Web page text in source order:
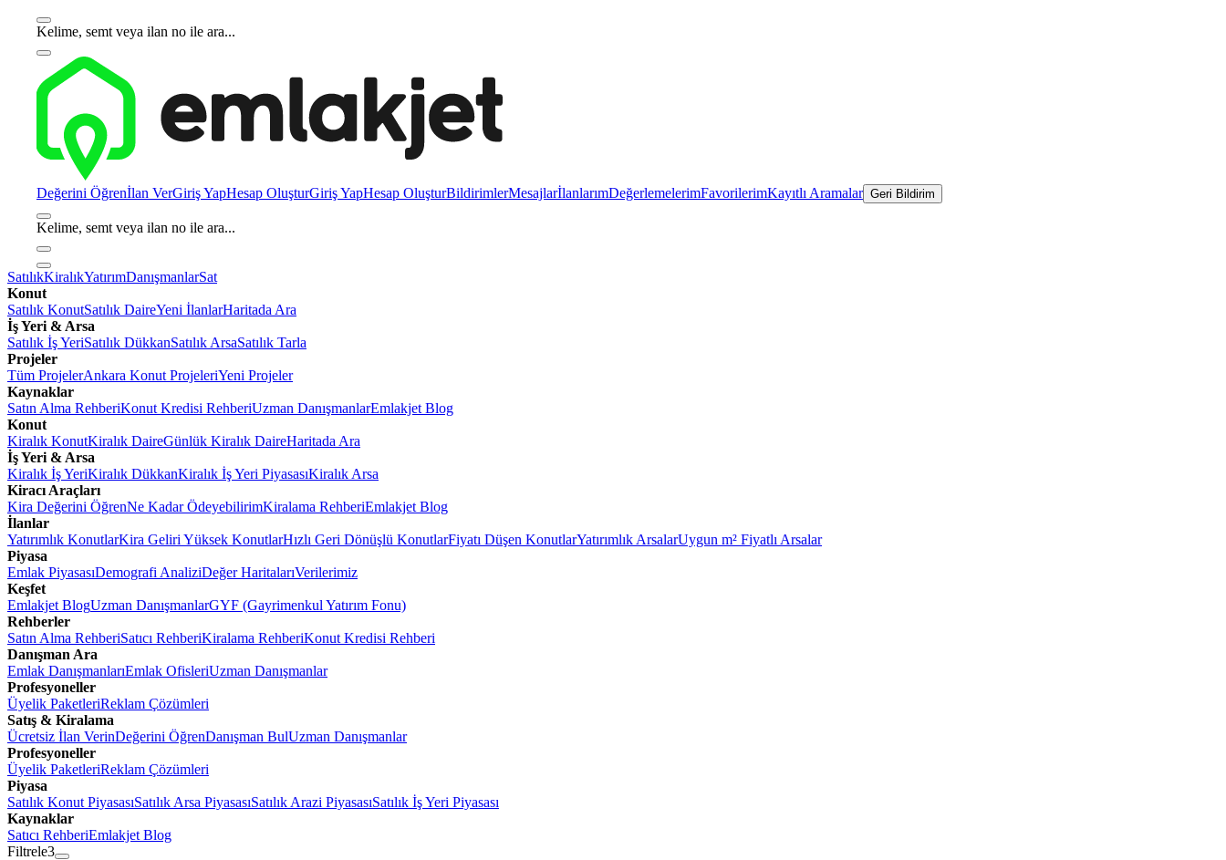
Kelime, semt veya ilan no ile ara...
Değerini Öğrenİlan VerGiriş YapHesap OluşturGiriş YapHesap OluşturBildirimlerMesajlarİlanlarımDeğerlemelerimFavorilerimKayıtlı Aramalar Geri Bildirim
Kelime, semt veya ilan no ile ara...
SatılıkKiralıkYatırımDanışmanlarSat
Konut
Satılık KonutSatılık DaireYeni İlanlarHaritada Ara
İş Yeri & Arsa
Satılık İş YeriSatılık DükkanSatılık ArsaSatılık Tarla
Projeler
Tüm ProjelerAnkara Konut ProjeleriYeni Projeler
Kaynaklar
Satın Alma RehberiKonut Kredisi RehberiUzman DanışmanlarEmlakjet Blog
Konut
Kiralık KonutKiralık DaireGünlük Kiralık DaireHaritada Ara
İş Yeri & Arsa
Kiralık İş YeriKiralık DükkanKiralık İş Yeri PiyasasıKiralık Arsa
Kiracı Araçları
Kira Değerini ÖğrenNe Kadar ÖdeyebilirimKiralama RehberiEmlakjet Blog
İlanlar
Yatırımlık KonutlarKira Geliri Yüksek KonutlarHızlı Geri Dönüşlü KonutlarFiyatı Düşen KonutlarYatırımlık ArsalarUygun m² Fiyatlı Arsalar
Piyasa
Emlak PiyasasıDemografi AnaliziDeğer HaritalarıVerilerimiz
Keşfet
Emlakjet BlogUzman DanışmanlarGYF (Gayrimenkul Yatırım Fonu)
Rehberler
Satın Alma RehberiSatıcı RehberiKiralama RehberiKonut Kredisi Rehberi
Danışman Ara
Emlak DanışmanlarıEmlak OfisleriUzman Danışmanlar
Profesyoneller
Üyelik PaketleriReklam Çözümleri
Satış & Kiralama
Ücretsiz İlan VerinDeğerini ÖğrenDanışman BulUzman Danışmanlar
Profesyoneller
Üyelik PaketleriReklam Çözümleri
Piyasa
Satılık Konut PiyasasıSatılık Arsa PiyasasıSatılık Arazi PiyasasıSatılık İş Yeri Piyasası
Kaynaklar
Satıcı RehberiEmlakjet Blog
Filtrele3